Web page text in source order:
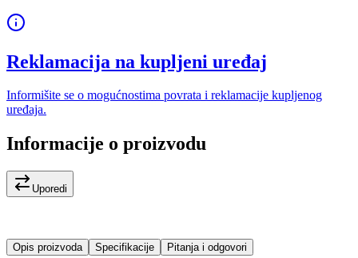
Reklamacija na kupljeni uređaj
Informišite se o mogućnostima povrata i reklamacije kupljenog
uređaja.
Informacije o proizvodu
Uporedi
Opis proizvoda Specifikacije Pitanja i odgovori